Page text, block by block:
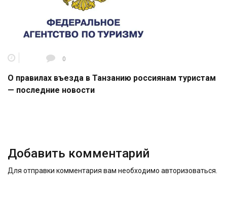
0
О правилах въезда в Танзанию россиянам туристам
— последние новости
Добавить комментарий
Для отправки комментария вам необходимо авторизоваться.